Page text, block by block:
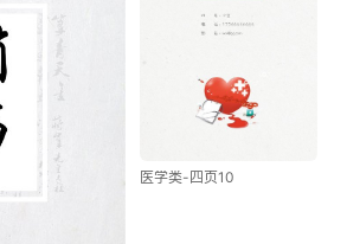
医学类-四页10